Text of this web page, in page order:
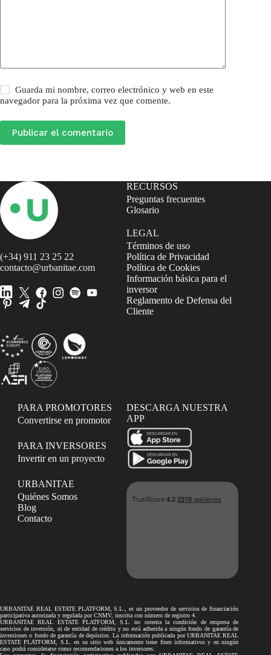
Guarda mi nombre, correo electrónico y web en este
navegador para la próxima vez que comente.
Publicar el comentario
(+34) 911 23 25 22
contacto@urbanitae.com
RECURSOS
Preguntas frecuentes
Glosario
LEGAL
Términos de uso
Política de Privacidad
Política de Cookies
Información básica para el
inversor
Reglamento de Defensa del
Cliente
PARA PROMOTORES
Convertirse en promotor
PARA INVERSORES
Invertir en un proyecto
URBANITAE
Quiénes Somos
Blog
Contacto
DESCARGA NUESTRA
APP
URBANITAE REAL ESTATE PLATFORM, S.L., es un proveedor de servicios de financiación
participativa autorizada y regulada por CNMV, inscrita con número de registro 4.
URBANITAE REAL ESTATE PLATFORM, S.L. no ostenta la condición de empresa de
servicios de inversión, ni de entidad de crédito y no está adherida a ningún fondo de garantía de
inversiones o fondo de garantía de depósitos. La información publicada por URBANITAE REAL
ESTATE PLATFORM, S.L. en su sitio web únicamente tiene fines informativos y en ningún
caso podrá considerarse como recomendaciones a los inversores.